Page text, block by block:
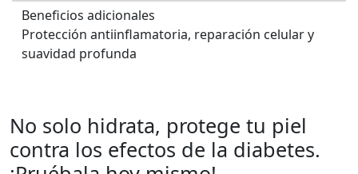
Beneficios adicionales
Protección antiinflamatoria, reparación celular y
suavidad profunda
No solo hidrata, protege tu piel
contra los efectos de la diabetes.